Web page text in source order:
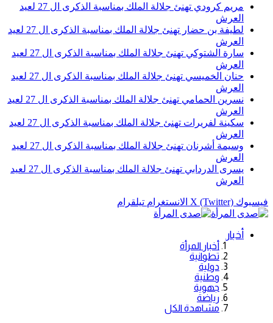
مريم كرودي تهنئ جلالة الملك بمناسبة الذكرى ال 27 لعيد
العرش
لطيفة بن حضار تهنئ جلالة الملك بمناسبة الذكرى ال 27 لعيد
العرش
سارة الشتوكي تهنئ جلالة الملك بمناسبة الذكرى ال 27 لعيد
العرش
حنان الخميسي تهنئ جلالة الملك بمناسبة الذكرى ال 27 لعيد
العرش
نسرين الحمامي تهنئ جلالة الملك بمناسبة الذكرى ال 27 لعيد
العرش
سكينة لفريرات تهنئ جلالة الملك بمناسبة الذكرى ال 27 لعيد
العرش
وسيمة أشرنان تهنئ جلالة الملك بمناسبة الذكرى ال 27 لعيد
العرش
يسرى الدردابي تهنئ جلالة الملك بمناسبة الذكرى ال 27 لعيد
العرش
فيسبوك X (Twitter) الانستغرام تيلقرام
أخبار
أخبار المرأة
تطوانية
دولية
وطنية
جهوية
رياضة
مشاهدة الكل